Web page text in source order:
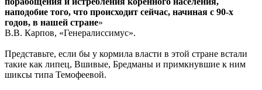
наподобие того, что происходит сейчас, начиная с 90-х
годов, в нашей стране»
В.В. Карпов, «Генералиссимус».
Представьте, если бы у кормила власти в этой стране встали
такие как липец, Вшивые, Бредманы и примкнувшие к ним
шиксы типа Темофеевой.